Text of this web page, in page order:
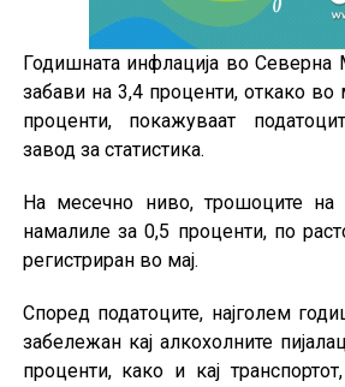
Годишната инфлација во Северна
забави на 3,4 проценти, откако во
проценти, покажуваат
завод за статистика.
На месечно ниво, трошоците
намалиле за 0,5 проценти, по
регистриран во мај.
Според податоците, најголем
забележан кај алкохолните
проценти, како и кај